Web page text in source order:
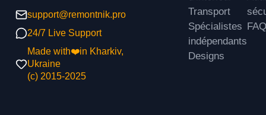
support@remontnik.pro
24/7 Live Support
Made with❤️in Kharkiv,
Ukraine
(с) 2015-2025
Transport
Spécialistes
indépendants
Designs
FAQ